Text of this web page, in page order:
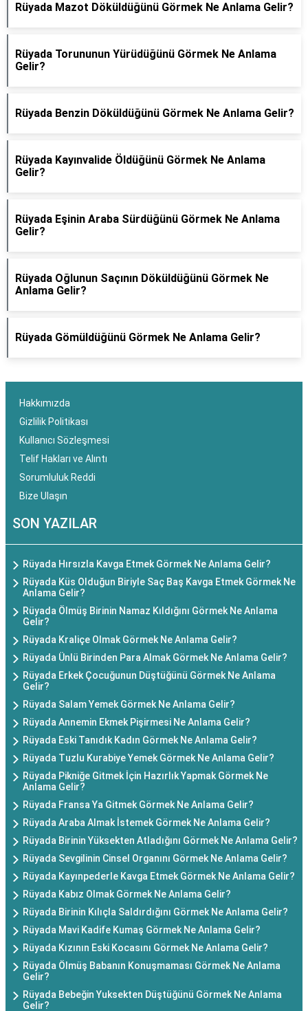
Rüyada Mazot Döküldüğünü Görmek Ne Anlama Gelir?
Rüyada Torununun Yürüdüğünü Görmek Ne Anlama
Gelir?
Rüyada Benzin Döküldüğünü Görmek Ne Anlama Gelir?
Rüyada Kayınvalide Öldüğünü Görmek Ne Anlama
Gelir?
Rüyada Eşinin Araba Sürdüğünü Görmek Ne Anlama
Gelir?
Rüyada Oğlunun Saçının Döküldüğünü Görmek Ne
Anlama Gelir?
Rüyada Gömüldüğünü Görmek Ne Anlama Gelir?
Hakkımızda
Gizlilik Politikası
Kullanıcı Sözleşmesi
Telif Hakları ve Alıntı
Sorumluluk Reddi
Bize Ulaşın
SON YAZILAR
Rüyada Hırsızla Kavga Etmek Görmek Ne Anlama Gelir?
Rüyada Küs Olduğun Biriyle Saç Baş Kavga Etmek Görmek Ne
Anlama Gelir?
Rüyada Ölmüş Birinin Namaz Kıldığını Görmek Ne Anlama
Gelir?
Rüyada Kraliçe Olmak Görmek Ne Anlama Gelir?
Rüyada Ünlü Birinden Para Almak Görmek Ne Anlama Gelir?
Rüyada Erkek Çocuğunun Düştüğünü Görmek Ne Anlama
Gelir?
Rüyada Salam Yemek Görmek Ne Anlama Gelir?
Rüyada Annemin Ekmek Pişirmesi Ne Anlama Gelir?
Rüyada Eski Tanıdık Kadın Görmek Ne Anlama Gelir?
Rüyada Tuzlu Kurabiye Yemek Görmek Ne Anlama Gelir?
Rüyada Pikniğe Gitmek İçin Hazırlık Yapmak Görmek Ne
Anlama Gelir?
Rüyada Fransa Ya Gitmek Görmek Ne Anlama Gelir?
Rüyada Araba Almak İstemek Görmek Ne Anlama Gelir?
Rüyada Birinin Yüksekten Atladığını Görmek Ne Anlama Gelir?
Rüyada Sevgilinin Cinsel Organını Görmek Ne Anlama Gelir?
Rüyada Kayınpederle Kavga Etmek Görmek Ne Anlama Gelir?
Rüyada Kabız Olmak Görmek Ne Anlama Gelir?
Rüyada Birinin Kılıçla Saldırdığını Görmek Ne Anlama Gelir?
Rüyada Mavi Kadife Kumaş Görmek Ne Anlama Gelir?
Rüyada Kızının Eski Kocasını Görmek Ne Anlama Gelir?
Rüyada Ölmüş Babanın Konuşmaması Görmek Ne Anlama
Gelir?
Rüyada Bebeğin Yuksekten Düştüğünü Görmek Ne Anlama
Gelir?